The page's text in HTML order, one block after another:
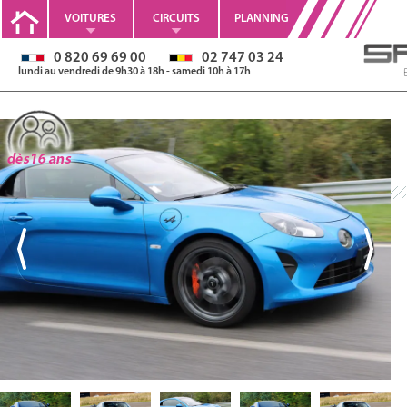
VOITURES CIRCUITS PLANNING
0 820 69 69 00 02 747 03 24
lundi au vendredi de 9h30 à 18h - samedi 10h à 17h